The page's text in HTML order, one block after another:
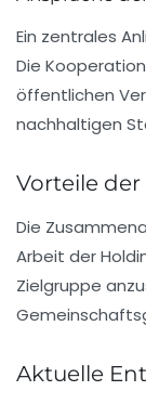
Ein zentrales
Die
öffentlichen
nachhaltigen
Vorteile
Die
Arbeit der
Zielgruppe
Aktuelle